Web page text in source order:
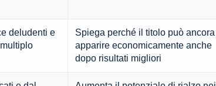
deludenti e
Spiega perché il titolo può ancora
apparire economicamente anche
dopo risultati migliori